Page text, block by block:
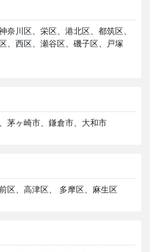
奈川区、栄区、港北区、都筑区、
、西区、瀬谷区、磯子区、戸塚
茅ヶ崎市、鎌倉市、大和市
区、高津区、 多摩区、麻生区